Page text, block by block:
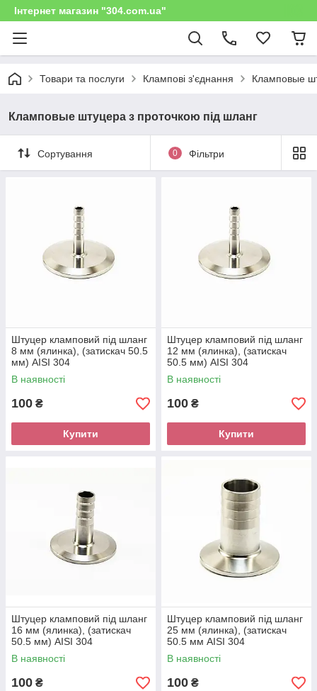
Інтернет магазин "304.com.ua"
Товари та послуги Клампові з'єднання Кламповые
Кламповые штуцера з проточкою під шланг
Сортування 0 Фільтри
Штуцер кламповий під шланг
8 мм (ялинка), (затискач 50.5
мм) AISI 304
В наявності
100 ₴
Купити
Штуцер кламповий під шланг
12 мм (ялинка), (затискач
50.5 мм) AISI 304
В наявності
100 ₴
Купити
Штуцер кламповий під шланг
16 мм (ялинка), (затискач
50.5 мм) AISI 304
В наявності
100 ₴
Штуцер кламповий під шланг
25 мм (ялинка), (затискач
50.5 мм AISI 304
В наявності
100 ₴